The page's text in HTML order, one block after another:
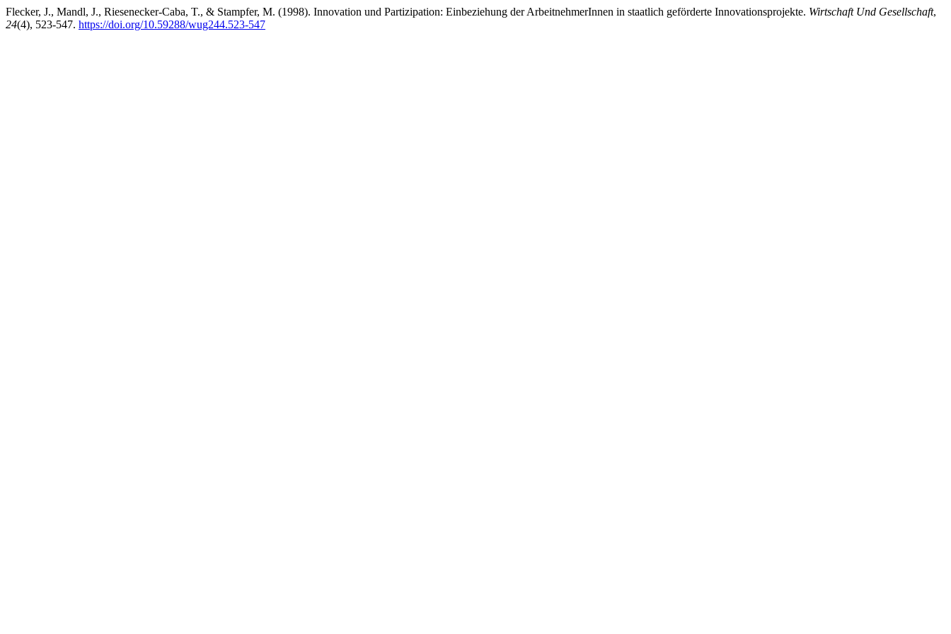
Flecker, J., Mandl, J., Riesenecker-Caba, T., & Stampfer, M. (1998). Innovation und Partizipation: Einbeziehung der ArbeitnehmerInnen in staatlich geförderte Innovationsprojekte. Wirtschaft Und Gesellschaft,
24(4), 523-547. https://doi.org/10.59288/wug244.523-547